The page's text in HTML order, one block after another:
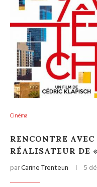
Cinéma
RENCONTRE
RÉALISATEUR DE
parCarine Trenteun 5